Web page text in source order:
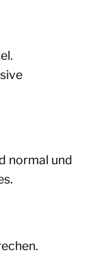
normal und